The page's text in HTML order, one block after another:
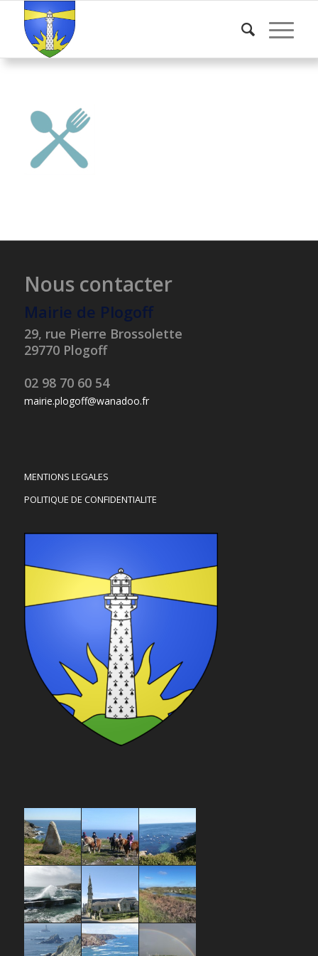
Nous contacter
Mairie de Plogoff
29, rue Pierre Brossolette
29770 Plogoff
02 98 70 60 54
mairie.plogoff@wanadoo.fr
MENTIONS LEGALES
POLITIQUE DE CONFIDENTIALITE